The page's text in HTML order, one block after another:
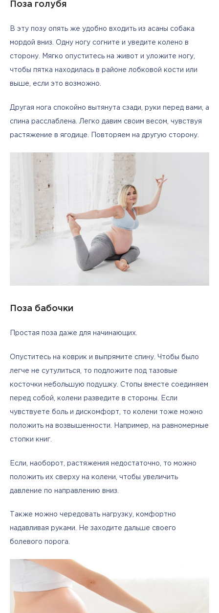
Поза голубя
В эту позу опять же удобно входить из асаны собака
мордой вниз. Одну ногу согните и уведите колено в
сторону. Мягко опуститесь на живот и уложите ногу,
чтобы пятка находилась в районе лобковой кости или
выше, если это возможно.
Другая нога спокойно вытянута сзади, руки перед вами, а
спина расслаблена. Легко давим своим весом, чувствуя
растяжение в ягодице. Повторяем на другую сторону.
Поза бабочки
Простая поза даже для начинающих.
Опуститесь на коврик и выпрямите спину. Чтобы было
легче не сутулиться, то подложите под тазовые
косточки небольшую подушку. Стопы вместе соединяем
перед собой, колени разведите в стороны. Если
чувствуете боль и дискомфорт, то колени тоже можно
положить на возвышенности. Например, на равномерные
стопки книг.
Если, наоборот, растяжения недостаточно, то можно
положить их сверху на колени, чтобы увеличить
давление по направлению вниз.
Также можно чередовать нагрузку, комфортно
надавливая руками. Не заходите дальше своего
болевого порога.